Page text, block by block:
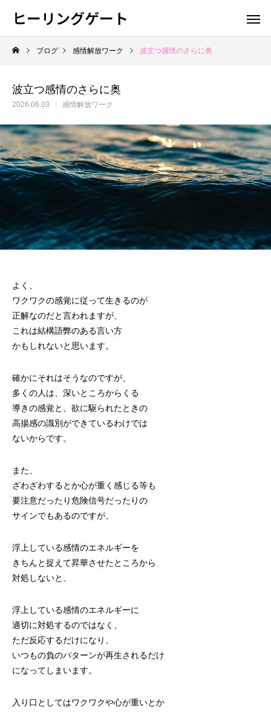
ヒーリングゲート
ブログ 感情解放ワーク 波立つ感情のさらに奥
波立つ感情のさらに奥
2026.06.03 感情解放ワーク
よく、
ワクワクの感覚に従って生きるのが
正解なのだと言われますが、
これは結構語弊のある言い方
かもしれないと思います。
確かにそれはそうなのですが、
多くの人は、深いところからくる
導きの感覚と、欲に駆られたときの
高揚感の識別ができているわけでは
ないからです。
また、
ざわざわするとか心が重く感じる等も
要注意だったり危険信号だったりの
サインでもあるのですが、
浮上している感情のエネルギーを
きちんと捉えて昇華させたところから
対処しないと、
浮上している感情のエネルギーに
適切に対処するのではなく、
ただ反応するだけになり、
いつもの負のパターンが再生されるだけ
になってしまいます。
入り口としてはワクワクや心が重いとか